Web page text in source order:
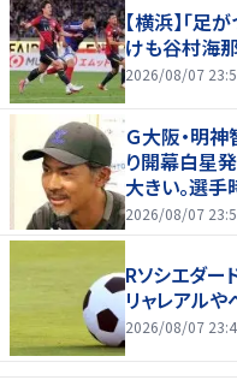
【横浜】「足
けも谷村海
2026/08/07
Ｇ大阪・明
り開幕白星
大きい。選手
2026/08/07
Rソシエダー
リャレアル
2026/08/07